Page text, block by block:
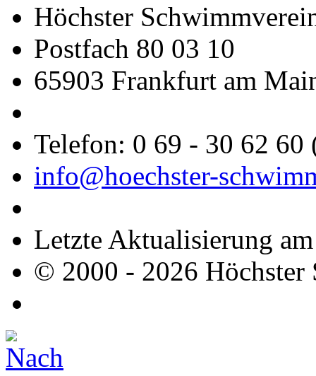
Höchster
Postfach 80 03 10
65903 Frankfurt am
Telefon: 0 69 - 30 62 60
info@hoechster-
Letzte Aktualisierung
© 2000 - 2026 Höchster